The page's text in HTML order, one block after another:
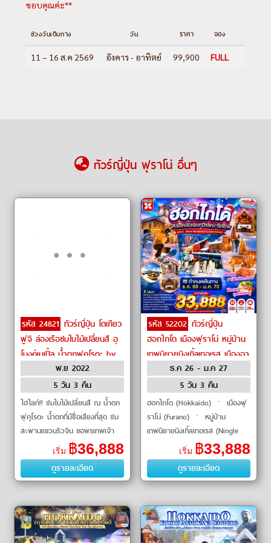
ขอบคุณค่ะ**
ช่วงวันเดินทาง วัน ราคา จอง
11 – 16 ส.ค 2569 อังคาร - อาทิตย์ 99,900 FULL
ทัวร์ญี่ปุ่น ฟุราโน่ อื่นๆ
รหัส 24821 ทัวร์ญี่ปุ่น โตเกียว
ฟูจิ ล่องเรือชมใบไม้เปลี่ยนสี อุ
โมงค์เมเปิ้ล น้ำตกฟุคุโรดะ by
Air Asia Xพ.ย 2022
5 วัน 3 คืน
ไฮไลท์!! ชมใบไม้เปลี่ยนสี ณ น้ำตก
ฟุคุโรดะ น้ำตกที่มีชื่อเสียงที่สุด ชม
สะพานแขวนริวจิน ขอพรเทพเจ้า
เริ่ม ฿36,888
ดูรายละเอียด
รหัส 52202 ทัวร์ญี่ปุ่น
ฮอกไกโด เมืองฟุราโน่ หมู่บ้าน
เทพนิยายนิงเกิ้ลเทอเรส เมืองอา
ซาฮิคาว่า by Air Asia X
ธ.ค 26 - ม.ค 27
5 วัน 3 คืน
ฮอกไกโด (Hokkaido) ㆍ เมืองฟุ
ราโน่ (Furano) ㆍ หมู่บ้าน
เทพนิยายนิงเกิ้ลเทอเรส (Ningle
Terrace) ㆍ เมืองอาซาฮิคาว่า
(Asahikawa) ㆍ อิออนอาซาฮิค
เริ่ม ฿33,888
ดูรายละเอียด